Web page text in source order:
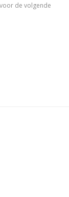
de volgende